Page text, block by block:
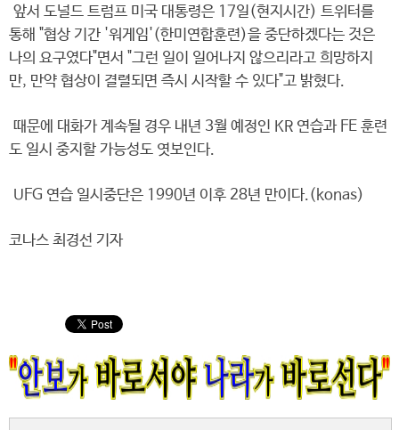
앞서 도널드 트럼프 미국 대통령은 17일(현지시간) 트위터를
통해 "협상 기간 '워게임'(한미연합훈련)을 중단하겠다는 것은
나의 요구였다"면서 "그런 일이 일어나지 않으리라고 희망하지
만, 만약 협상이 결렬되면 즉시 시작할 수 있다"고 밝혔다.
때문에 대화가 계속될 경우 내년 3월 예정인 KR 연습과 FE 훈련
도 일시 중지할 가능성도 엿보인다.
UFG 연습 일시중단은 1990년 이후 28년 만이다.(konas)
코나스 최경선 기자